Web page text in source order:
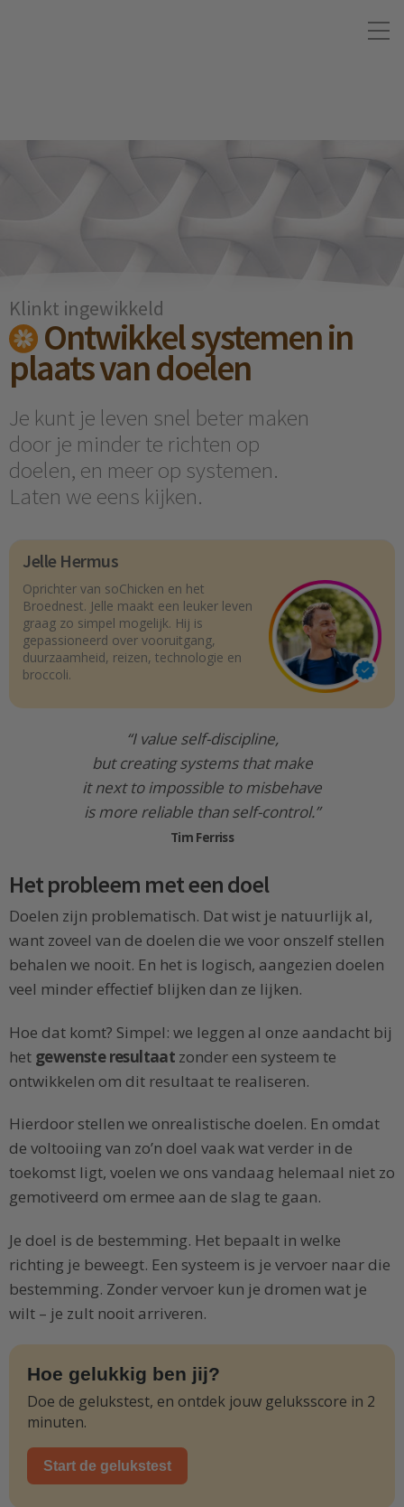
Klinkt ingewikkeld
Ontwikkel systemen in
plaats van doelen
Je kunt je leven snel beter maken
door je minder te richten op
doelen, en meer op systemen.
Laten we eens kijken.
Jelle Hermus
Oprichter van soChicken en het
Broednest. Jelle maakt een leuker leven
graag zo simpel mogelijk. Hij is
gepassioneerd over vooruitgang,
duurzaamheid, reizen, technologie en
broccoli.
“I value self-discipline,
but creating systems that make
it next to impossible to misbehave
is more reliable than self-control.”
Tim Ferriss
Het probleem met een doel
Doelen zijn problematisch. Dat wist je natuurlijk al,
want zoveel van de doelen die we voor onszelf stellen
behalen we nooit. En het is logisch, aangezien doelen
veel minder effectief blijken dan ze lijken.
Hoe dat komt? Simpel: we leggen al onze aandacht bij
het gewenste resultaat zonder een systeem te
ontwikkelen om dit resultaat te realiseren.
Hierdoor stellen we onrealistische doelen. En omdat
de voltooiing van zo’n doel vaak wat verder in de
toekomst ligt, voelen we ons vandaag helemaal niet zo
gemotiveerd om ermee aan de slag te gaan.
Je doel is de bestemming. Het bepaalt in welke
richting je beweegt. Een systeem is je vervoer naar die
bestemming. Zonder vervoer kun je dromen wat je
wilt – je zult nooit arriveren.
Hoe gelukkig ben jij?
Doe de gelukstest, en ontdek jouw geluksscore in 2
minuten.
Start de gelukstest